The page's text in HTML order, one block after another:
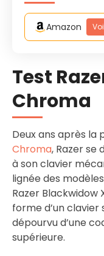
Amazon
Test
Chroma
Deux ans après
Chroma, Razer se
à son clavier
lignée des
Razer Blackwidow
forme d’un
dépourvu d’une
supérieure.